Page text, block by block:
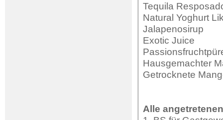
Tequila
Natural Yoghurt
Jalapenosirup
Exotic Juice
Hausgemachter
Getrocknete
Alle